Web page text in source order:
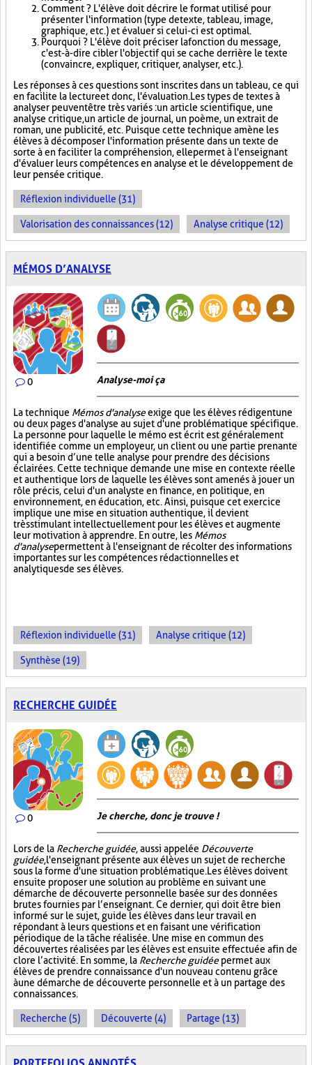
Comment ? L'élève doit décrire le format utilisé pour
présenter l'information (type de texte, tableau, image,
graphique, etc.) et évaluer si celui-ci est optimal.
Pourquoi ? L'élève doit préciser la fonction du message,
c'est-à-dire cibler l'objectif qui se cache derrière le texte
(convaincre, expliquer, critiquer, analyser, etc.).
Les réponses à ces questions sont inscrites dans un tableau, ce qui
en facilite la lecture et donc, l'évaluation. Les types de textes à
analyser peuvent être très variés : un article scientifique, une
analyse critique, un article de journal, un poème, un extrait de
roman, une publicité, etc. Puisque cette technique amène les
élèves à décomposer l'information présente dans un texte de
sorte à en faciliter la compréhension, elle permet à l'enseignant
d'évaluer leurs compétences en analyse et le développement de
leur pensée critique.
Réflexion individuelle (31)
Valorisation des connaissances (12) Analyse critique (12)
MÉMOS D’ANALYSE
0 Analyse-moi ça
La technique Mémos d'analyseexige que les élèves rédigent une
ou deux pages d'analyse au sujet d'une problématique spécifique.
La personne pour laquelle le mémo est écrit est généralement
identifiée comme un employeur, un client ou une partie prenante
qui a besoin d’une telle analyse pour prendre des décisions
éclairées. Cette technique demande une mise en contexte réelle
et authentique lors de laquelle les élèves sont amenés à jouer un
rôle précis, celui d'un analyste en finance, en politique, en
environnement, en éducation, etc. Ainsi, puisque cet exercice
implique une mise en situation authentique, il devient
très stimulant intellectuellement pour les élèves et augmente
leur motivation à apprendre. En outre, les Mémos
d'analysepermettent à l'enseignant de récolter des informations
importantes sur les compétences rédactionnelles et
analytiques de ses élèves.
Réflexion individuelle (31) Analyse critique (12)
Synthèse (19)
RECHERCHE GUIDÉE
0 Je cherche, donc je trouve !
Lors de la Recherche guidée, aussi appelée Découverte
guidée, l'enseignant présente aux élèves un sujet de recherche
sous la forme d'une situation problématique. Les élèves doivent
ensuite proposer une solution au problème en suivant une
démarche de découverte personnelle basée sur des données
brutes fournies par l’enseignant. Ce dernier, qui doit être bien
informé sur le sujet, guide les élèves dans leur travail en
répondant à leurs questions et en faisant une vérification
périodique de la tâche réalisée. Une mise en commun des
découvertes réalisées par les élèves est ensuite effectuée afin de
clore l’activité. En somme, la Recherche guidéepermet aux
élèves de prendre connaissance d'un nouveau contenu grâce
à une démarche de découverte personnelle et à un partage des
connaissances.
Recherche (5) Découverte (4) Partage (13)